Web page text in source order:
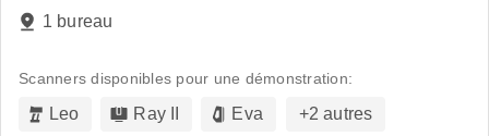
1 bureau
Scanners disponibles pour une démonstration:
Leo Ray II Eva +2 autres